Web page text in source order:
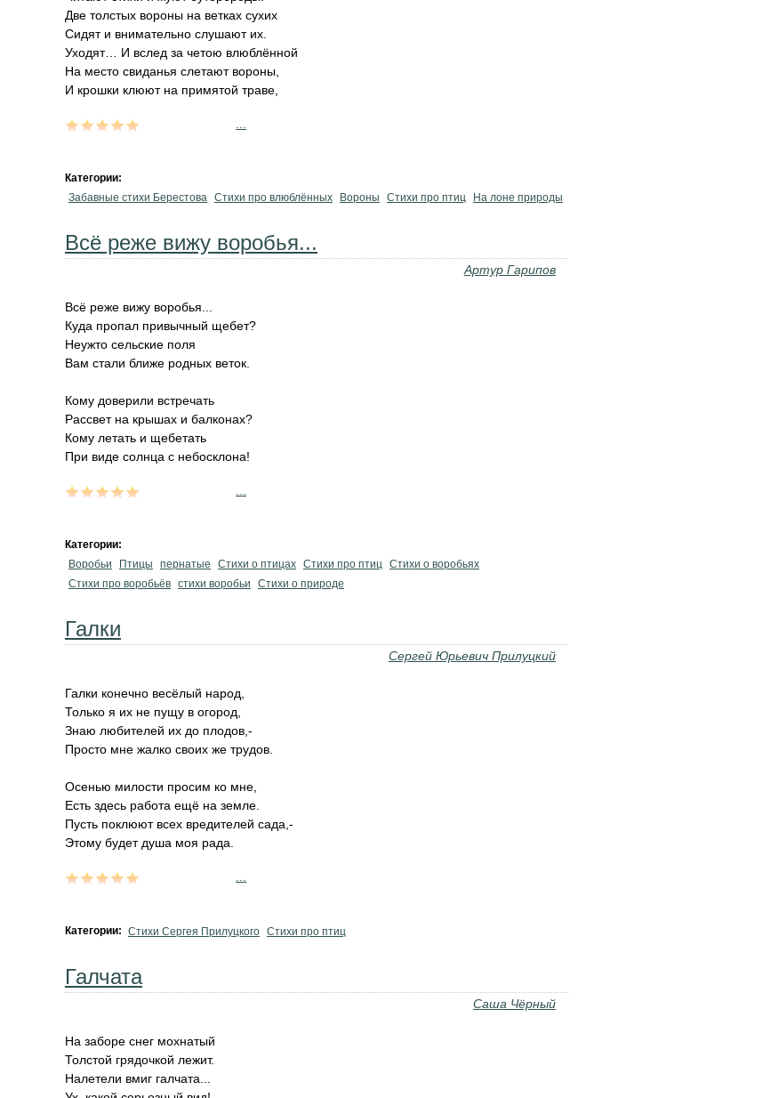
Две толстых вороны на ветках сухих
Сидят и внимательно слушают их.
Уходят… И вслед за четою влюблённой
На место свиданья слетают вороны,
И крошки клюют на примятой траве,
Категории:
Забавные стихи Берестова Стихи про влюблённых Вороны Стихи про птиц На лоне природы
Всё реже вижу воробья...
Артур Гарипов
Всё реже вижу воробья...
Куда пропал привычный щебет?
Неужто сельские поля
Вам стали ближе родных веток.
Кому доверили встречать
Рассвет на крышах и балконах?
Кому летать и щебетать
При виде солнца с небосклона!
Категории:
Воробьи
Птицы пернатые Стихи о птицах Стихи про птиц Стихи о воробьях
Стихи про воробьёв стихи воробьи Стихи о природе
Галки
Сергей Юрьевич Прилуцкий
Галки конечно весёлый народ,
Только я их не пущу в огород,
Знаю любителей их до плодов,-
Просто мне жалко своих же трудов.
Осенью милости просим ко мне,
Есть здесь работа ещё на земле.
Пусть поклюют всех вредителей сада,-
Этому будет душа моя рада.
Категории: Стихи Сергея Прилуцкого Стихи про птиц
Галчата
Саша Чёрный
Hа заборе снег мохнатый
Толстой грядочкой лежит.
Hалетели вмиг галчата...